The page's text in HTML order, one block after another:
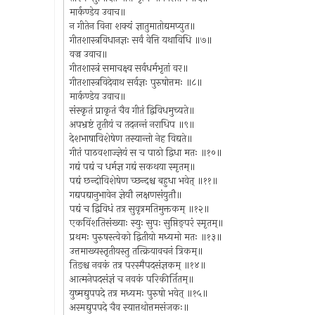
मार्कण्डेय उवाच॥
न गीतेन विना शक्यं ज्ञातुमातोद्यमप्युत॥
गीतशास्त्रविधानज्ञः सर्वं वेत्ति यथाविधि ॥७॥
वज्र उवाच॥
गीतशास्त्रं समाचक्ष्व सर्वधर्मभृतां वर॥
गीतशास्त्रविदेवाथ सर्वज्ञः पुरुषोत्तमः ॥८॥
मार्कण्डेय उवाच॥
संस्कृतं प्राकृतं चैव गीतं द्विविधमुच्यते॥
अपभ्रष्टं तृतीयं च तदनन्तं नराधिप ॥९॥
देशभाषाविशेषेण तस्यान्तो नेह विद्यते॥
गीतं पाठवशाज्ज्ञेयं स च पाठो द्विधा मतः ॥१०॥
गद्यं पद्यं च धर्मज्ञ गद्यं सकथया स्मृतम्॥
पद्यं छन्दोविशेषेण च्छन्दश्च बहुधा भवेत् ॥११॥
गद्यपद्यानुभावेन ज्ञेयौ लक्षणसंयुतौ॥
पद्यं च द्विविधं तत्र सुवृत्रमतिमुक्तकम् ॥१२॥
एकविंशतिसंख्याः स्युः सुपः सुप्तिङ्परं स्मृतम्॥
प्रथमः पुरुषस्त्वेको द्वितीयो मध्यमो मतः ॥१३॥
उत्तमाख्यस्तृतीयस्तु तत्क्रियावचनं त्रिकम्॥
तिङश्च नवकं तत्र परस्मैपदसंज्ञकम् ॥१४॥
आत्मनेपदसंज्ञं च नवकं परिकीर्तितम्॥
युष्मद्युपपदे तत्र मध्यमः पुरुषो भवेत् ॥१५॥
अस्मद्युपपदे चैव स्यात्तथोत्तमसंजकः॥